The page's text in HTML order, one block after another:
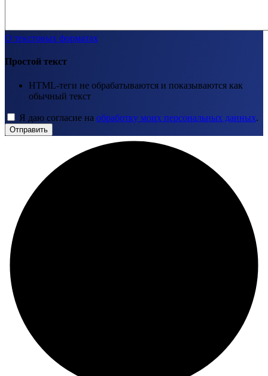
О текстовых форматах
Простой текст
HTML-теги не обрабатываются и показываются как
обычный текст
Я даю согласие на обработку моих персональных данных.
Отправить